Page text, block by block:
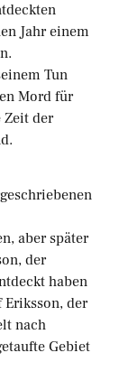
Jahr einem
Tun
Mord für
Zeit der
aber später
der
haben
der
nach
Gebiet